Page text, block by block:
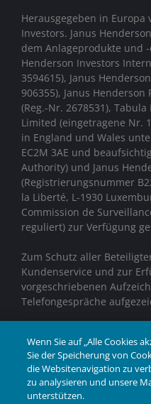
Herausgegeben in Europa
Investors. Janus
dem Anlageprodukte und
Henderson Investors
3594615), Janus
906355), Janus
(Reg.-Nr. 2678531),
Limited (eingetragene Nr.
in England und Wales
EC2M 3AE und
Authority) und Janus
(Registrierungsnummer
la Liberté, L-1930
Commission de
reguliert) zur Verfügung
Zum Schutz aller
Kundenservice und zur
vorgeschriebenen
Telefongespräche
verwendeten Marken
Group Ltd. oder einer
Janus Henderson Group
Wenn Sie auf „Alle Cookies
Sie der Speicherung von
die Websitenavigation zu
zu analysieren und unsere
unterstützen.